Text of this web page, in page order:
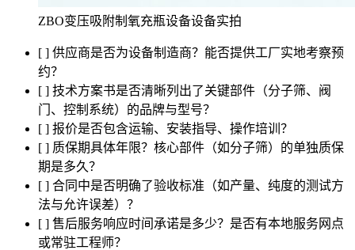
ZBO变压吸附制氧充瓶设备设备实拍
[ ] 供应商是否为设备制造商？能否提供工厂实地考察预
约？
[ ] 技术方案书是否清晰列出了关键部件（分子筛、阀
门、控制系统）的品牌与型号？
[ ] 报价是否包含运输、安装指导、操作培训？
[ ] 质保期具体年限？核心部件（如分子筛）的单独质保
期是多久？
[ ] 合同中是否明确了验收标准（如产量、纯度的测试方
法与允许误差）？
[ ] 售后服务响应时间承诺是多少？是否有本地服务网点
或常驻工程师？